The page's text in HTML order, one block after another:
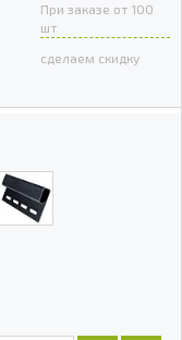
При заказе от 100
шт
сделаем скидку